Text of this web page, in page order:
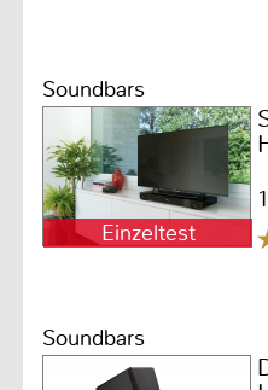
Soundbars
Einzeltest
Soundbars